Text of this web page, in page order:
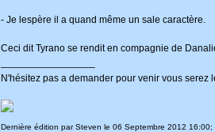
- Je lespère il a quand même un sale caractère.
Ceci dit Tyrano se rendit en compagnie de
N'hésitez pas a demander pour venir vous serez
Dernière édition par Steven le 06 Septembre 2012 16:00;